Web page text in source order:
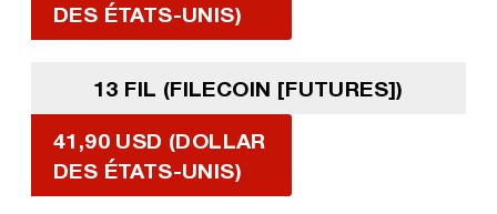
DES ÉTATS-UNIS)
13 FIL (FILECOIN [FUTURES])
41,90 USD (DOLLAR
DES ÉTATS-UNIS)